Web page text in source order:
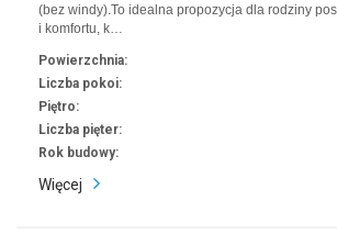
(bez windy).To idealna propozycja dla rodziny
i komfortu, k…
Powierzchnia:
Liczba pokoi:
Piętro:
Liczba pięter:
Rok budowy:
Więcej